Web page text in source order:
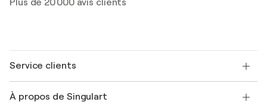
Plus de 20 000 avis clients
Service clients
Expédition
À propos de Singulart